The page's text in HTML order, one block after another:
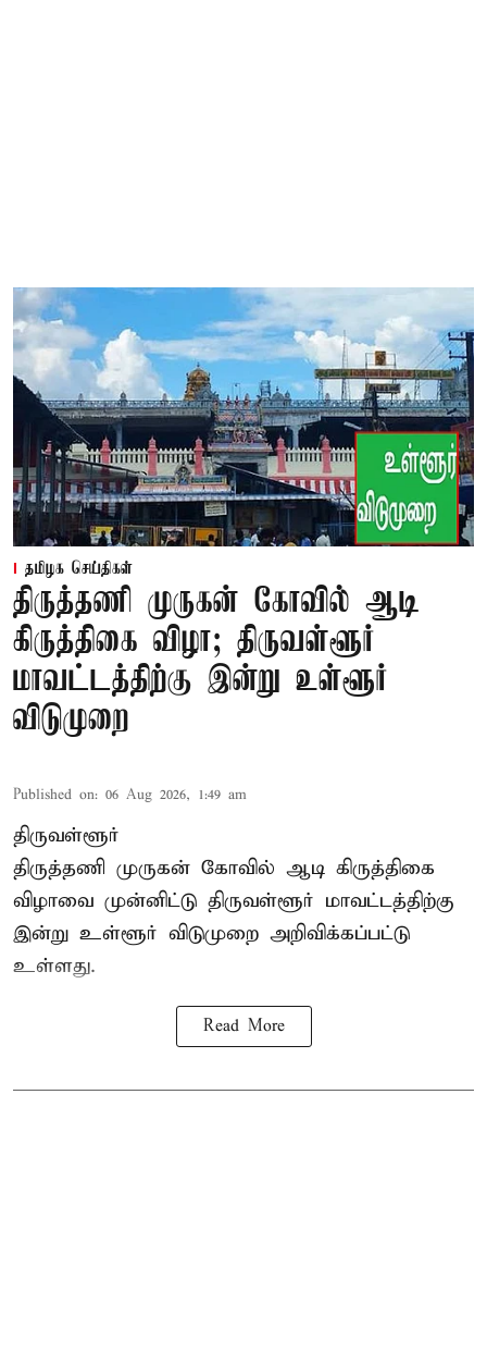
தமிழக செய்திகள்
திருத்தணி முருகன் கோவில் ஆடி
கிருத்திகை விழா; திருவள்ளூர்
மாவட்டத்திற்கு இன்று உள்ளூர்
விடுமுறை
Published on: 06 Aug 2026, 1:49 am
திருவள்ளூர்
திருத்தணி முருகன் கோவில் ஆடி கிருத்திகை
விழாவை முன்னிட்டு திருவள்ளூர் மாவட்டத்திற்கு
இன்று உள்ளூர் விடுமுறை அறிவிக்கப்பட்டு
உள்ளது.
Read More